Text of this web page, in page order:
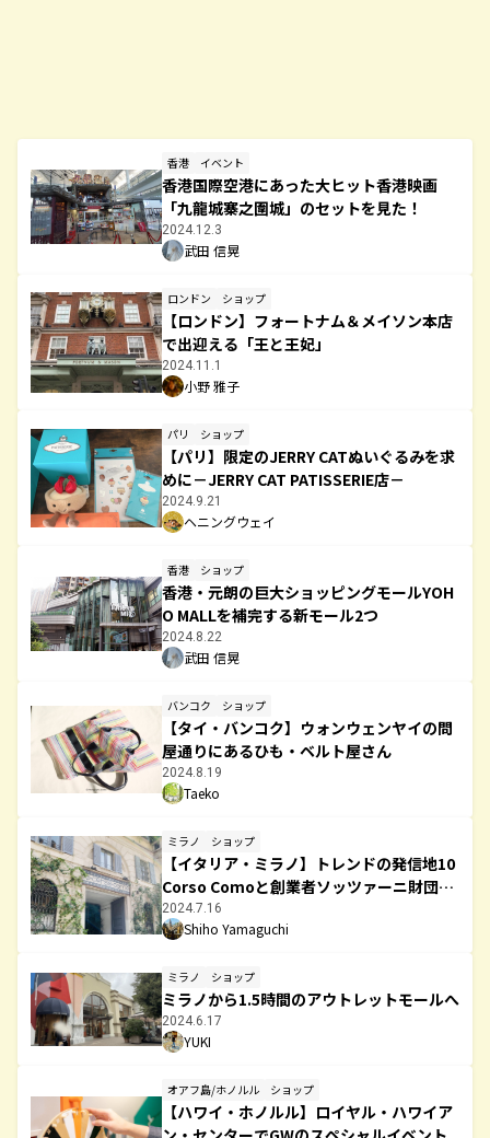
香港 イベント
香港国際空港にあった大ヒット香港映画
「九龍城寨之圍城」のセットを見た！
2024.12.3
武田 信晃
ロンドン ショップ
【ロンドン】フォートナム＆メイソン本店
で出迎える「王と王妃」
2024.11.1
小野 雅子
パリ ショップ
【パリ】限定のJERRY CATぬいぐるみを求
めに－JERRY CAT PATISSERIE店－
2024.9.21
ヘニングウェイ
香港 ショップ
香港・元朗の巨大ショッピングモールYOH
O MALLを補完する新モール2つ
2024.8.22
武田 信晃
バンコク ショップ
【タイ・バンコク】ウォンウェンヤイの問
屋通りにあるひも・ベルト屋さん
2024.8.19
Taeko
ミラノ ショップ
【イタリア・ミラノ】トレンドの発信地10
Corso Comoと創業者ソッツァーニ財団の
魅力
2024.7.16
Shiho Yamaguchi
ミラノ ショップ
ミラノから1.5時間のアウトレットモールへ
2024.6.17
YUKI
オアフ島/ホノルル ショップ
【ハワイ・ホノルル】ロイヤル・ハワイア